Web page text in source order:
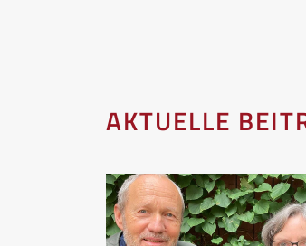
AKTUELLE